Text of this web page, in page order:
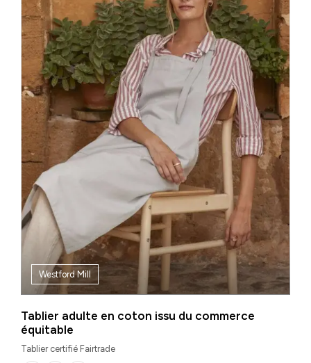
Westford Mill
Tablier adulte en coton issu du commerce
équitable
Tablier certifié Fairtrade